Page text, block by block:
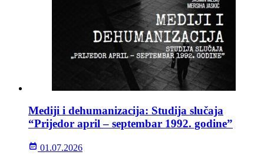
Mediji i dehumanizacija: Studija slučaja
“Prijedor april – septembar 1992. godine”
01.07.2026